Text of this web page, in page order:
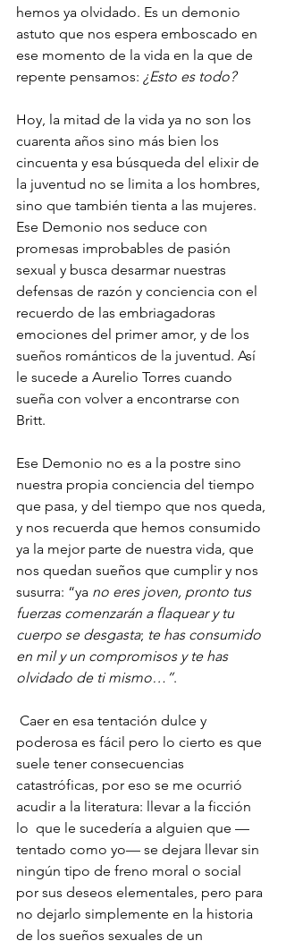
hemos ya olvidado. Es un demonio
astuto que nos espera emboscado en
ese momento de la vida en la que de
repente pensamos: ¿Esto es todo?
Hoy, la mitad de la vida ya no son los
cuarenta años sino más bien los
cincuenta y esa búsqueda del elixir de
la juventud no se limita a los hombres,
sino que también tienta a las mujeres.
Ese Demonio nos seduce con
promesas improbables de pasión
sexual y busca desarmar nuestras
defensas de razón y conciencia con el
recuerdo de las embriagadoras
emociones del primer amor, y de los
sueños románticos de la juventud. Así
le sucede a Aurelio Torres cuando
sueña con volver a encontrarse con
Britt.
Ese Demonio no es a la postre sino
nuestra propia conciencia del tiempo
que pasa, y del tiempo que nos queda,
y nos recuerda que hemos consumido
ya la mejor parte de nuestra vida, que
nos quedan sueños que cumplir y nos
susurra: “ya no eres joven, pronto tus
fuerzas comenzarán a flaquear y tu
cuerpo se desgasta; te has consumido
en mil y un compromisos y te has
olvidado de ti mismo…”.
poderosa es fácil pero lo cierto es que
suele tener consecuencias
catastróficas, por eso se me ocurrió
acudir a la literatura: llevar a la ficción
lo  que le sucedería a alguien que —
tentado como yo— se dejara llevar sin
ningún tipo de freno moral o social
por sus deseos elementales, pero para
no dejarlo simplemente en la historia
de los sueños sexuales de un